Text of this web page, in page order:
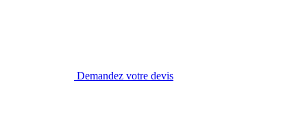
Demandez votre devis